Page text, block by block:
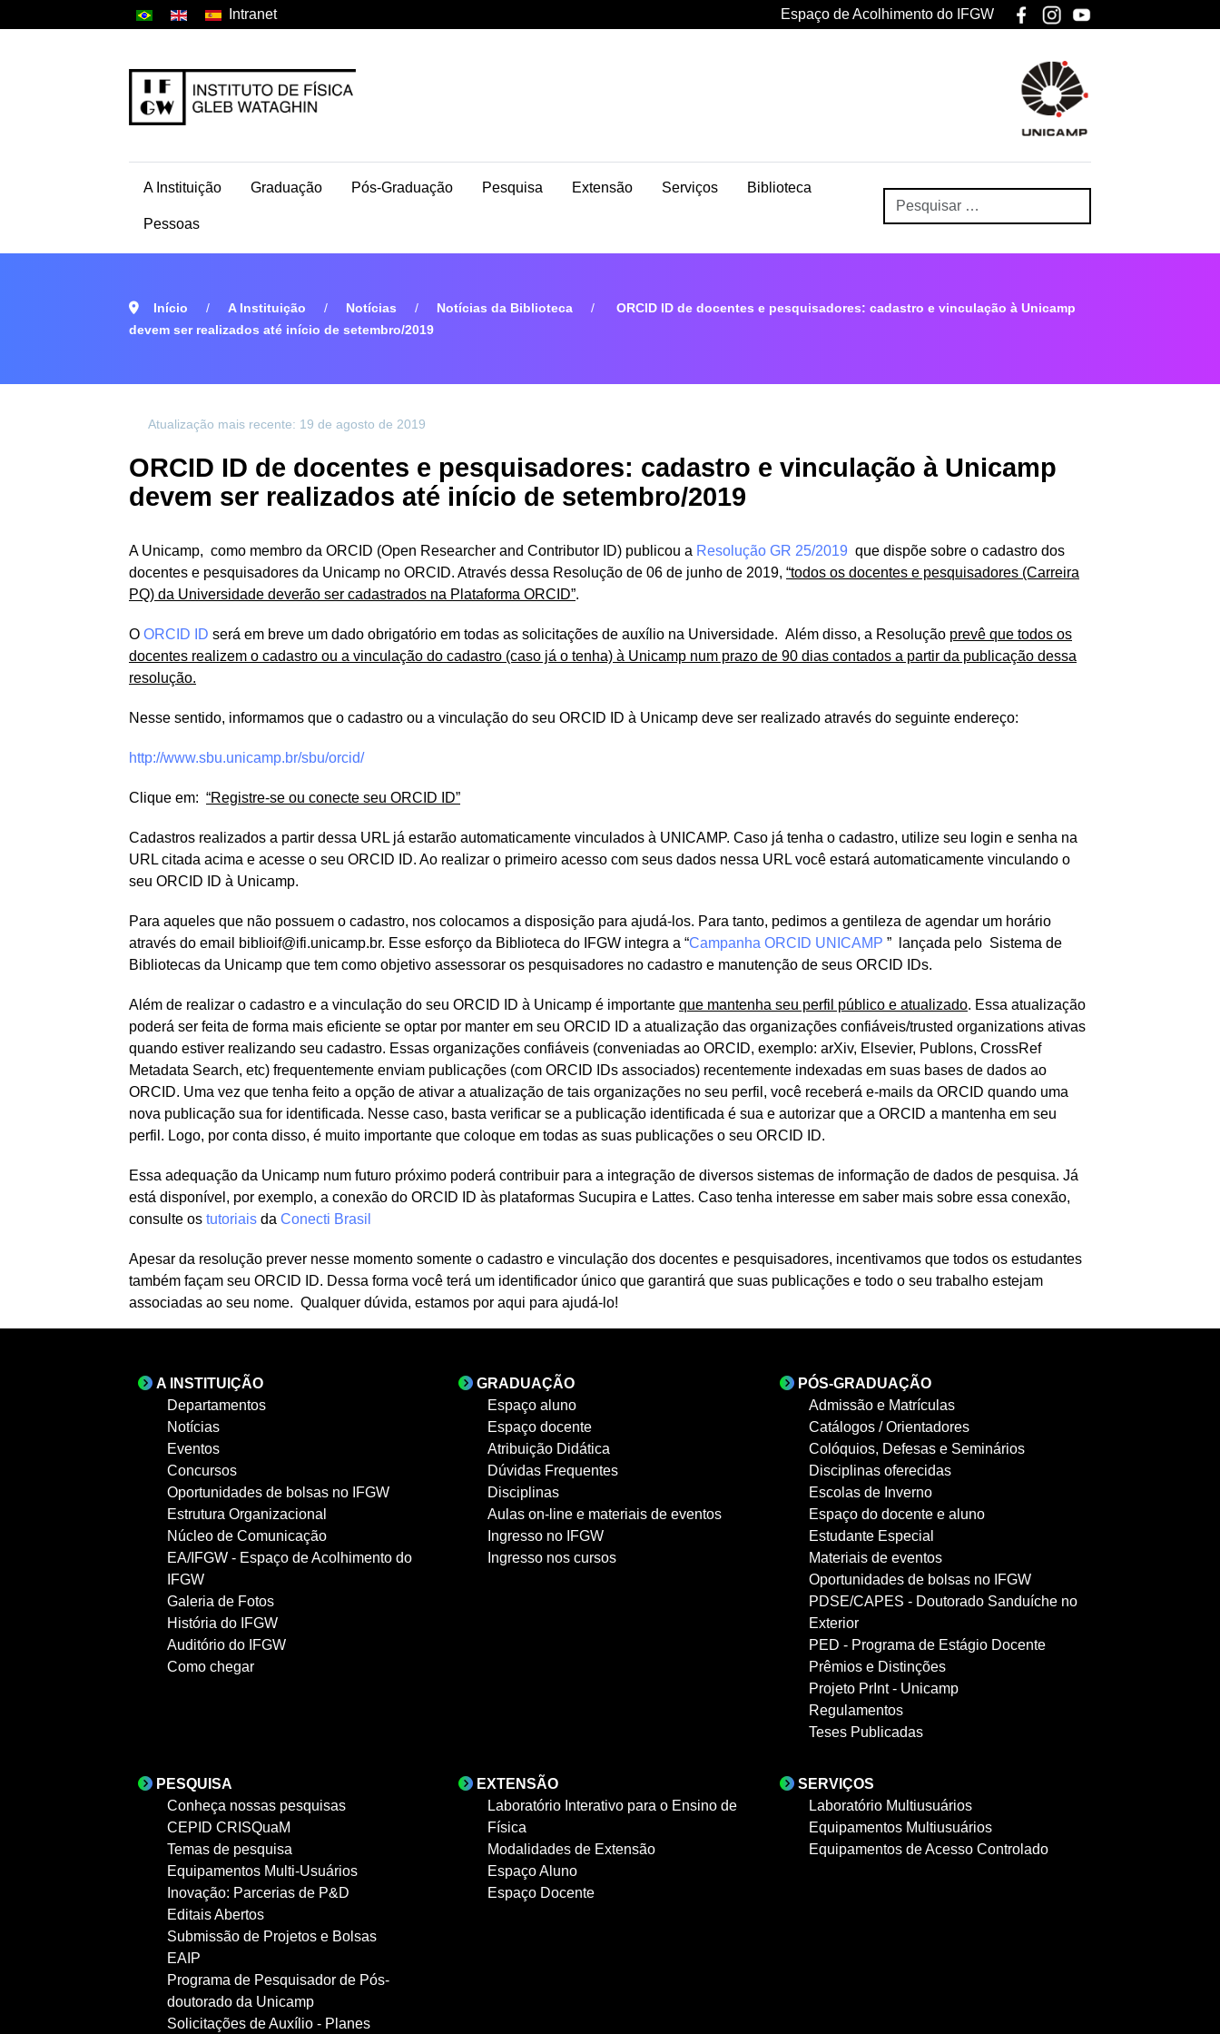
Intranet Espaço de Acolhimento do IFGW
A Instituição Graduação Pós-Graduação Pesquisa Extensão Serviços Biblioteca
Pessoas
Início A Instituição Notícias Notícias da Biblioteca
ORCID ID de docentes e pesquisadores: cadastro e vinculação à Unicamp
devem ser realizados até início de setembro/2019
Atualização mais recente: 19 de agosto de 2019
ORCID ID de docentes e pesquisadores: cadastro e vinculação à Unicamp
devem ser realizados até início de setembro/2019
A Unicamp, como membro da ORCID (Open Researcher and Contributor ID) publicou a Resolução GR 25/2019 que dispõe sobre o cadastro dos
docentes e pesquisadores da Unicamp no ORCID. Através dessa Resolução de 06 de junho de 2019, “todos os docentes e pesquisadores (Carreira
PQ) da Universidade deverão ser cadastrados na Plataforma ORCID”.
O ORCID ID será em breve um dado obrigatório em todas as solicitações de auxílio na Universidade. Além disso, a Resolução prevê que todos os
docentes realizem o cadastro ou a vinculação do cadastro (caso já o tenha) à Unicamp num prazo de 90 dias contados a partir da publicação dessa
resolução.
Nesse sentido, informamos que o cadastro ou a vinculação do seu ORCID ID à Unicamp deve ser realizado através do seguinte endereço:
http://www.sbu.unicamp.br/sbu/orcid/
Clique em: “Registre-se ou conecte seu ORCID ID”
Cadastros realizados a partir dessa URL já estarão automaticamente vinculados à UNICAMP. Caso já tenha o cadastro, utilize seu login e senha na
URL citada acima e acesse o seu ORCID ID. Ao realizar o primeiro acesso com seus dados nessa URL você estará automaticamente vinculando o
seu ORCID ID à Unicamp.
Para aqueles que não possuem o cadastro, nos colocamos a disposição para ajudá-los. Para tanto, pedimos a gentileza de agendar um horário
através do email
biblioif@ifi.unicamp.br. Esse esforço da Biblioteca do IFGW integra a “Campanha ORCID UNICAMP ” lançada pelo Sistema de
Bibliotecas da Unicamp que tem como objetivo assessorar os pesquisadores no cadastro e manutenção de seus ORCID IDs.
Além de realizar o cadastro e a vinculação do seu ORCID ID à Unicamp é importante que mantenha seu perfil público e atualizado. Essa atualização
poderá ser feita de forma mais eficiente se optar por manter em seu ORCID ID a atualização das organizações confiáveis/trusted organizations ativas
quando estiver realizando seu cadastro. Essas organizações confiáveis (conveniadas ao ORCID, exemplo: arXiv, Elsevier, Publons, CrossRef
Metadata Search, etc) frequentemente enviam publicações (com ORCID IDs associados) recentemente indexadas em suas bases de dados ao
ORCID. Uma vez que tenha feito a opção de ativar a atualização de tais organizações no seu perfil, você receberá e-mails da ORCID quando uma
nova publicação sua for identificada. Nesse caso, basta verificar se a publicação identificada é sua e autorizar que a ORCID a mantenha em seu
perfil. Logo, por conta disso, é muito importante que coloque em todas as suas publicações o seu ORCID ID.
Essa adequação da Unicamp num futuro próximo poderá contribuir para a integração de diversos sistemas de informação de dados de pesquisa. Já
está disponível, por exemplo, a conexão do ORCID ID às plataformas Sucupira e Lattes. Caso tenha interesse em saber mais sobre essa conexão,
consulte os tutoriais da Conecti Brasil
Apesar da resolução prever nesse momento somente o cadastro e vinculação dos docentes e pesquisadores, incentivamos que todos os estudantes
também façam seu ORCID ID. Dessa forma você terá um identificador único que garantirá que suas publicações e todo o seu trabalho estejam
associadas ao seu nome. Qualquer dúvida, estamos por aqui para ajudá-lo!
A INSTITUIÇÃO
Departamentos
Notícias
Eventos
Concursos
Oportunidades de bolsas no IFGW
Estrutura Organizacional
Núcleo de Comunicação
EA/IFGW - Espaço de Acolhimento do
IFGW
Galeria de Fotos
História do IFGW
Auditório do IFGW
Como chegar
GRADUAÇÃO
Espaço aluno
Espaço docente
Atribuição Didática
Dúvidas Frequentes
Disciplinas
Aulas on-line e materiais de eventos
Ingresso no IFGW
Ingresso nos cursos
PÓS-GRADUAÇÃO
Admissão e Matrículas
Catálogos / Orientadores
Colóquios, Defesas e Seminários
Disciplinas oferecidas
Escolas de Inverno
Espaço do docente e aluno
Estudante Especial
Materiais de eventos
Oportunidades de bolsas no IFGW
PDSE/CAPES - Doutorado Sanduíche no
Exterior
PED - Programa de Estágio Docente
Prêmios e Distinções
Projeto PrInt - Unicamp
Regulamentos
Teses Publicadas
PESQUISA
Conheça nossas pesquisas
CEPID CRISQuaM
Temas de pesquisa
Equipamentos Multi-Usuários
Inovação: Parcerias de P&D
Editais Abertos
Submissão de Projetos e Bolsas
EAIP
Programa de Pesquisador de Pós-
doutorado da Unicamp
Solicitações de Auxílio - Planes
EXTENSÃO
Laboratório Interativo para o Ensino de
Física
Modalidades de Extensão
Espaço Aluno
Espaço Docente
SERVIÇOS
Laboratório Multiusuários
Equipamentos Multiusuários
Equipamentos de Acesso Controlado